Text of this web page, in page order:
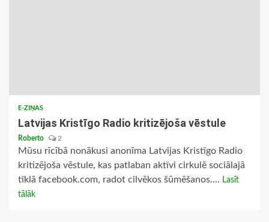
E-ZIŅAS
Latvijas Kristīgo Radio kritizējoša vēstule
Roberto 2
Mūsu rīcībā nonākusi anonīma Latvijas Kristīgo Radio
kritizējoša vēstule, kas patlaban aktīvi cirkulē sociālajā
tīklā facebook.com, radot cilvēkos šūmēšanos.... Lasīt
tālāk